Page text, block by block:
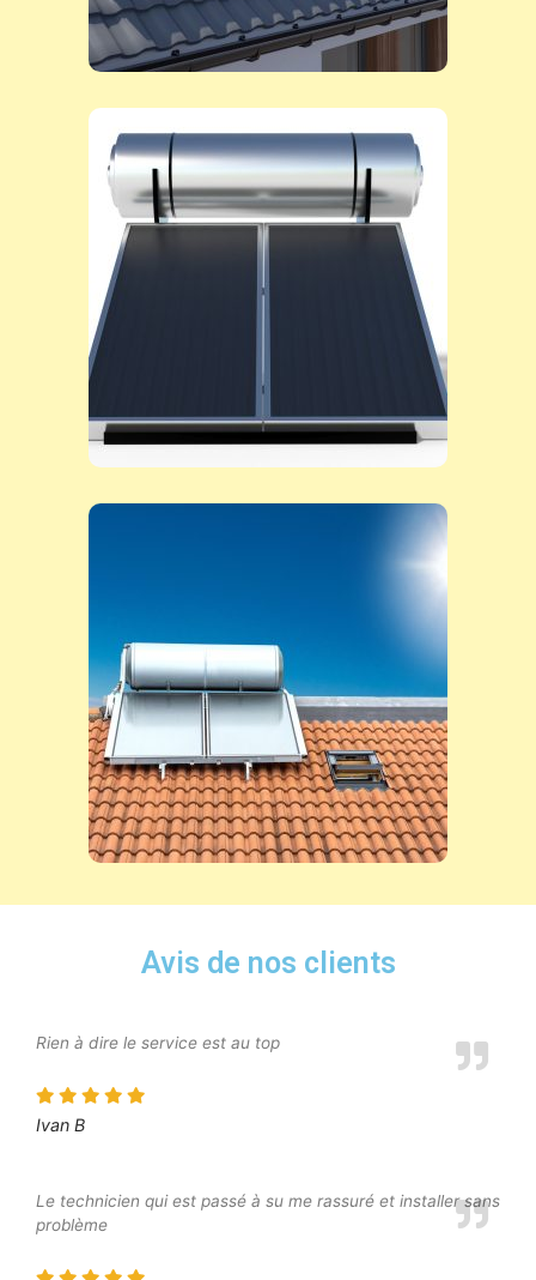
Avis de nos clients
Rien à dire le service est au top
Ivan B
Le technicien qui est passé à su me rassuré et installer sans
problème